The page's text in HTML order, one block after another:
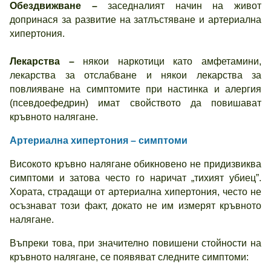
Обездвижване –заседналият начин на живот
допринася за развитие на затлъстяване и артериална
хипертония.
Лекарства – някои наркотици като амфетамини,
лекарства за отслабване и някои лекарства за
повлияване на симптомите при настинка и алергия
(псевдоефедрин) имат свойството да повишават
кръвното налягане.
Артериална хипертония – симптоми
Високото кръвно налягане обикновено не придизвиква
симптоми и затова често го наричат „тихият убиец”.
Хората, страдащи от артериална хипертония, често не
осъзнават този факт, докато не им измерят кръвното
налягане.
Въпреки това, при значително повишени стойности на
кръвното налягане, се появяват следните симптоми: